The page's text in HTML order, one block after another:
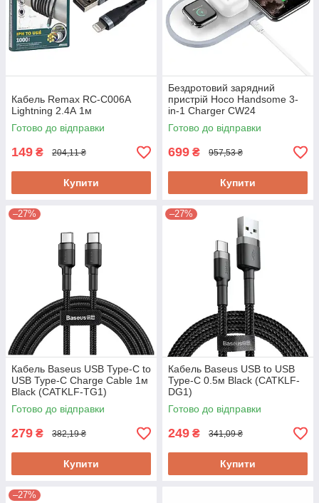
Кабель Remax RC-C006A
Lightning 2.4А 1м
Готово до відправки
149 ₴ 204,11 ₴
Купити
Бездротовий зарядний
пристрій Hoco Handsome 3-
in-1 Charger CW24
Готово до відправки
699 ₴ 957,53 ₴
Купити
–27%
Кабель Baseus USB Type-C to
USB Type-C Charge Cable 1м
Black (CATKLF-TG1)
Готово до відправки
279 ₴ 382,19 ₴
Купити
–27%
Кабель Baseus USB to USB
Type-C 0.5м Black (CATKLF-
DG1)
Готово до відправки
249 ₴ 341,09 ₴
Купити
–27%